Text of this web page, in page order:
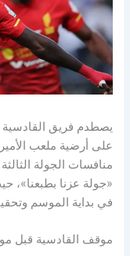
يصطدم فريق القادسية
على أرضية ملعب
منافسات الجولة
«جولة عزنا بطبعنا»،
في بداية الموسم
موقف القادسية قبل